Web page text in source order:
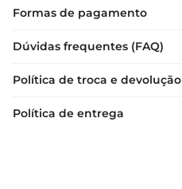
Formas de pagamento
Dúvidas frequentes (FAQ)
Política de troca e devolução
Política de entrega